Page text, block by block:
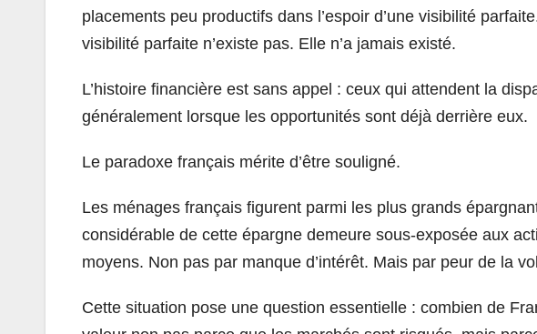
placements peu productifs dans l’espoir d’une visibilité
visibilité parfaite n’existe pas. Elle n’a jamais existé.
L’histoire financière est sans appel : ceux qui attendent la
généralement lorsque les opportunités sont déjà derrière eux.
Le paradoxe français mérite d’être souligné.
Les ménages français figurent parmi les plus grands
considérable de cette épargne demeure sous-exposée aux
moyens. Non pas par manque d’intérêt. Mais par peur de la
Cette situation pose une question essentielle : combien de